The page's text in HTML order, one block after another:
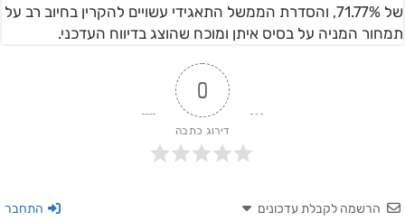
של 71.77%, והסדרת הממשל התאגידי עשויים להקרין בחיוב רב על
תמחור המניה על בסיס איתן ומוכח שהוצג בדיווח העדכני.
0
דירוג כתבה
הרשמה לקבלת עדכונים התחבר